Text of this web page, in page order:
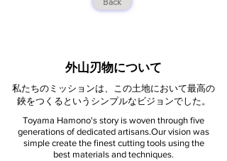
外山刃物について
私たちのミッションは、この土地において最高の
鋏をつくるというシンプルなビジョンでした。
Toyama Hamono's story is woven through five
generations of dedicated artisans.Our vision was
simple create the finest cutting tools using the
best materials and techniques.